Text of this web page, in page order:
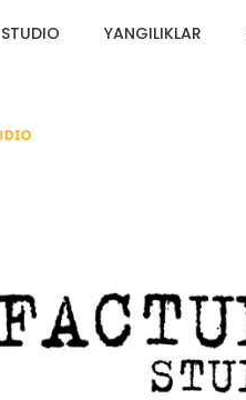
STUDIO YANGILIKLAR
FACTURA STUDIO